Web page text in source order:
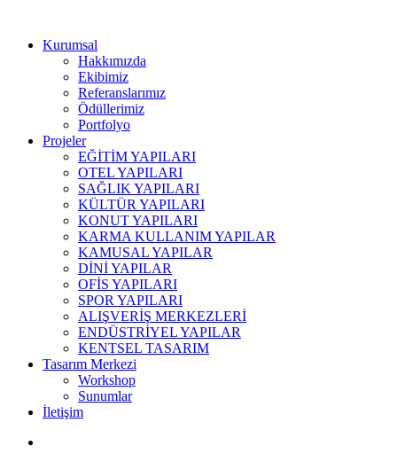
Kurumsal
Hakkımızda
Ekibimiz
Referanslarımız
Ödüllerimiz
Portfolyo
Projeler
EĞİTİM YAPILARI
OTEL YAPILARI
SAĞLIK YAPILARI
KÜLTÜR YAPILARI
KONUT YAPILARI
KARMA KULLANIM YAPILAR
KAMUSAL YAPILAR
DİNİ YAPILAR
OFİS YAPILARI
SPOR YAPILARI
ALIŞVERİŞ MERKEZLERİ
ENDÜSTRİYEL YAPILAR
KENTSEL TASARIM
Tasarım Merkezi
Workshop
Sunumlar
İletişim